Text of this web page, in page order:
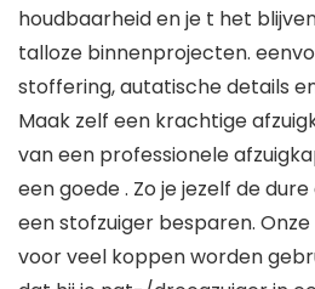
houdbaarheid en je t het
talloze binnenprojecten.
stoffering, autatische details
Maak zelf een krachtige
van een professionele
een goede . Zo je jezelf de
een stofzuiger besparen.
voor veel koppen worden